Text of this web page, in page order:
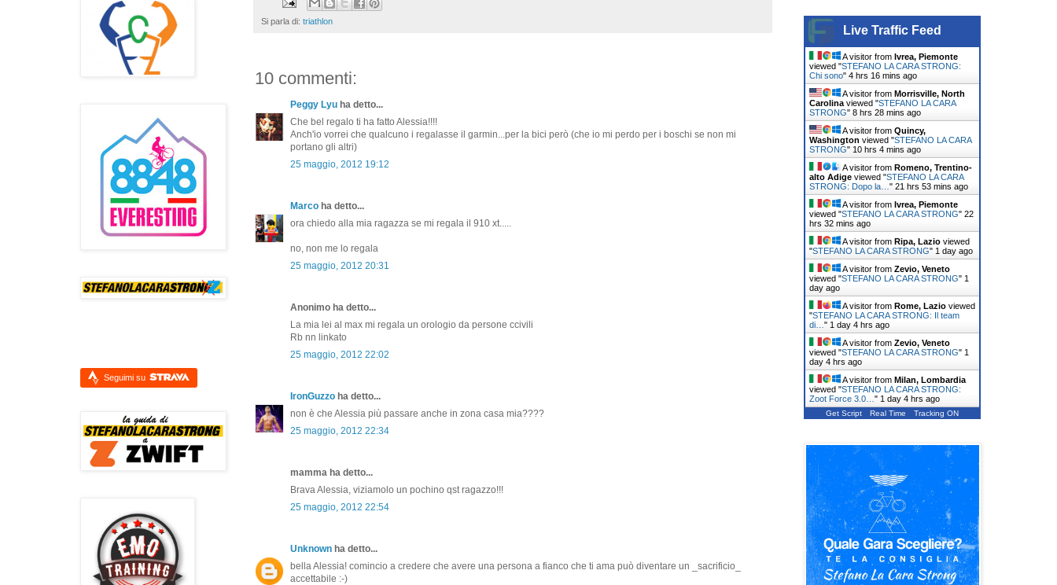
Si parla di: triathlon
10 commenti:
Peggy Lyu ha detto...
Che bel regalo ti ha fatto Alessia!!!!
Anch'io vorrei che qualcuno i regalasse il garmin...per la bici però (che io mi perdo per i boschi se non mi
portano gli altri)
25 maggio, 2012 19:12
Marco ha detto...
ora chiedo alla mia ragazza se mi regala il 910 xt.....
no, non me lo regala
25 maggio, 2012 20:31
Anonimo ha detto...
La mia lei al max mi regala un orologio da persone ccivili
Rb nn linkato
25 maggio, 2012 22:02
IronGuzzo ha detto...
non è che Alessia più passare anche in zona casa mia????
25 maggio, 2012 22:34
mamma ha detto...
Brava Alessia, viziamolo un pochino qst ragazzo!!!
25 maggio, 2012 22:54
Unknown ha detto...
bella Alessia! comincio a credere che avere una persona a fianco che ti ama può diventare un _sacrificio_
accettabile :-)
Seguimi su
Live Traffic Feed
A visitor from Ivrea, Piemonte
viewed "STEFANO LA CARA STRONG:
Chi sono" 4 hrs 16 mins ago
A visitor from Morrisville, North
Carolina viewed "STEFANO LA CARA
STRONG" 8 hrs 28 mins ago
A visitor from Quincy,
Washington viewed "STEFANO LA CARA
STRONG" 10 hrs 4 mins ago
A visitor from Romeno, Trentino-
alto Adige viewed "STEFANO LA CARA
STRONG: Dopo la… " 21 hrs 53 mins ago
A visitor from Ivrea, Piemonte
viewed "STEFANO LA CARA STRONG" 22
hrs 32 mins ago
A visitor from Ripa, Lazio viewed
"STEFANO LA CARA STRONG" 1 day ago
A visitor from Zevio, Veneto
viewed "STEFANO LA CARA STRONG" 1
day ago
A visitor from Rome, Lazio viewed
"STEFANO LA CARA STRONG: Il team
di… " 1 day 4 hrs ago
A visitor from Zevio, Veneto
viewed "STEFANO LA CARA STRONG" 1
day 4 hrs ago
A visitor from Milan, Lombardia
viewed "STEFANO LA CARA STRONG:
Zoot Force 3.0… " 1 day 4 hrs ago
Get Script Real Time Tracking ON